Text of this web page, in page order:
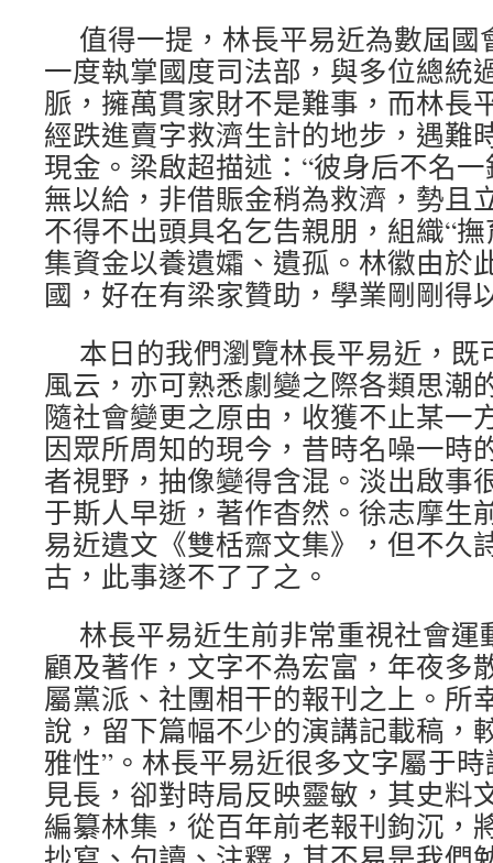
值得一提，林長平易近為數屆
一度執掌國度司法部，與多位總統
脈，擁萬貫家財不是難事，而林長
經跌進賣字救濟生計的地步，遇難
現金。梁啟超描述：“彼身后不名
無以給，非借賑金稍為救濟，勢且
不得不出頭具名乞告親朋，組織“
集資金以養遺孀、遺孤。林徽由於
國，好在有梁家贊助，學業剛剛得
本日的我們瀏覽林長平易近，
風云，亦可熟悉劇變之際各類思潮
隨社會變更之原由，收獲不止某一
因眾所周知的現今，昔時名噪一時
者視野，抽像變得含混。淡出啟事
于斯人早逝，著作杳然。徐志摩生
易近遺文《雙栝齋文集》，但不久
古，此事遂不了了之。
林長平易近生前非常重視社會
顧及著作，文字不為宏富，年夜多
屬黨派、社團相干的報刊之上。所
說，留下篇幅不少的演講記載稿，
雅性”。林長平易近很多文字屬于
見長，卻對時局反映靈敏，其史料
編纂林集，從百年前老報刊鉤沉，